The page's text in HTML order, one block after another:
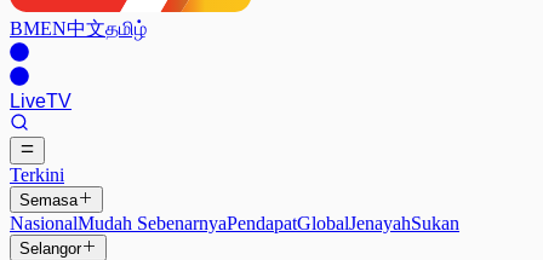
BMEN中文தமிழ்
LiveTV
Terkini
Semasa
NasionalMudah SebenarnyaPendapatGlobalJenayahSukan
Selangor